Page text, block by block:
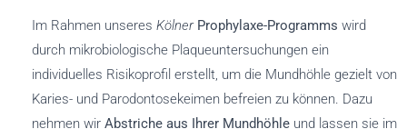
Im Rahmen unseres Kölner Prophylaxe-Programms wird
durch mikrobiologische Plaqueuntersuchungen ein
individuelles Risikoprofil erstellt, um die Mundhöhle gezielt von
Karies- und Parodontosekeimen befreien zu können. Dazu
nehmen wir Abstriche aus Ihrer Mundhöhle und lassen sie im